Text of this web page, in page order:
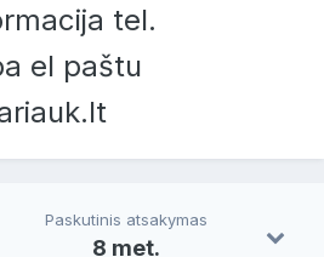
tel.
el paštu
Paskutinis atsakymas
8 met.